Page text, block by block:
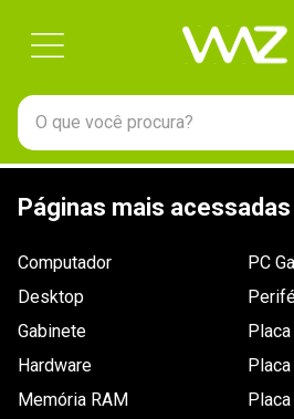
O que você procura?
Páginas mais acessadas
Computador
Desktop
Gabinete
Hardware
Memória RAM
PC
1º
gabinete
teclado
ssd
mouse